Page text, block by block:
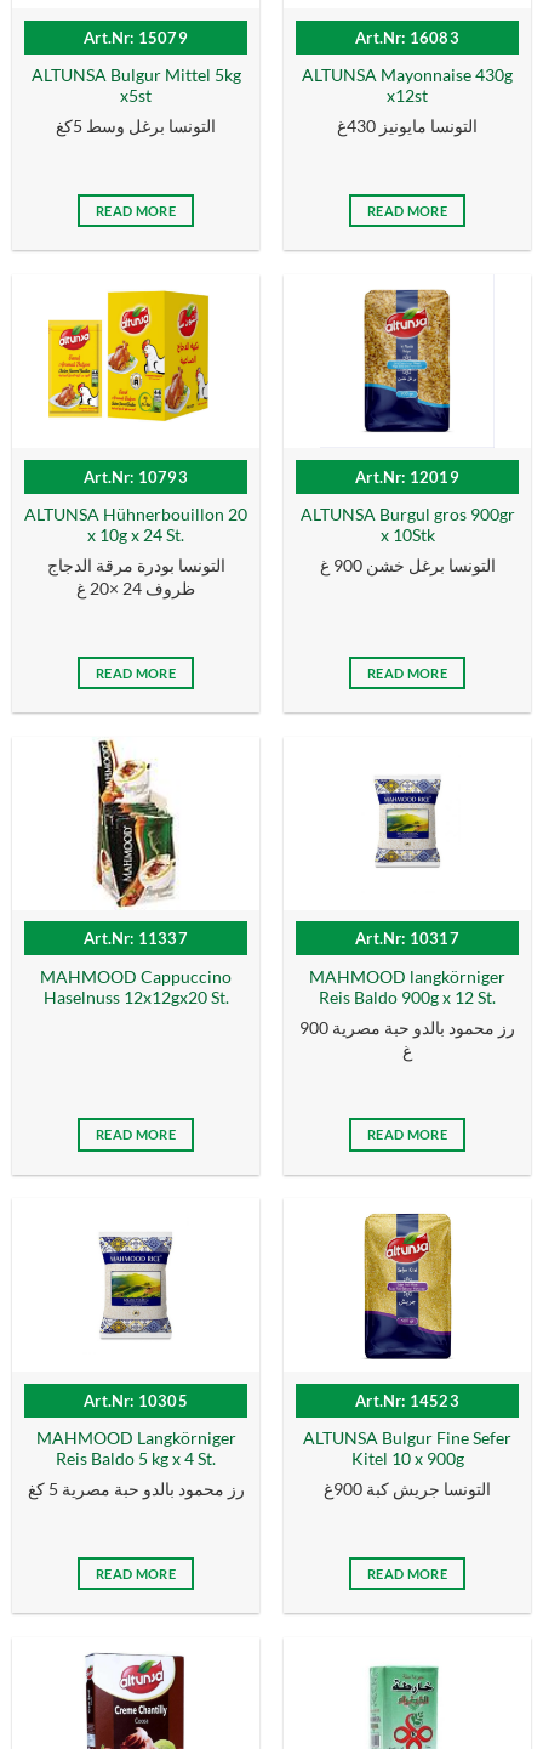
Art.Nr: 15079
ALTUNSA Bulgur Mittel 5kg
x5st
التونسا برغل وسط 5كغ
READ MORE
Art.Nr: 16083
ALTUNSA Mayonnaise 430g
x12st
التونسا مايونيز 430غ
READ MORE
Art.Nr: 10793
ALTUNSA Hühnerbouillon 20
x 10g x 24 St.
التونسا بودرة مرقة الدجاج
ظروف 24 ×20 غ
READ MORE
Art.Nr: 12019
ALTUNSA Burgul gros 900gr
x 10Stk
التونسا برغل خشن 900 غ
READ MORE
Art.Nr: 11337
MAHMOOD Cappuccino
Haselnuss 12x12gx20 St.
READ MORE
Art.Nr: 10317
MAHMOOD langkörniger
Reis Baldo 900g x 12 St.
رز محمود بالدو حبة مصرية 900
غ
READ MORE
Art.Nr: 10305
MAHMOOD Langkörniger
Reis Baldo 5 kg x 4 St.
رز محمود بالدو حبة مصرية 5 كغ
READ MORE
Art.Nr: 14523
ALTUNSA Bulgur Fine Sefer
Kitel 10 x 900g
التونسا جريش كبة 900غ
READ MORE